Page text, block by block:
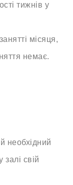
тижнів у
місяця,
немає.
необхідний
свій